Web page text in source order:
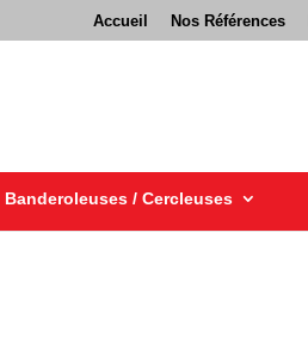
Accueil Nos Références
Banderoleuses / Cercleuses